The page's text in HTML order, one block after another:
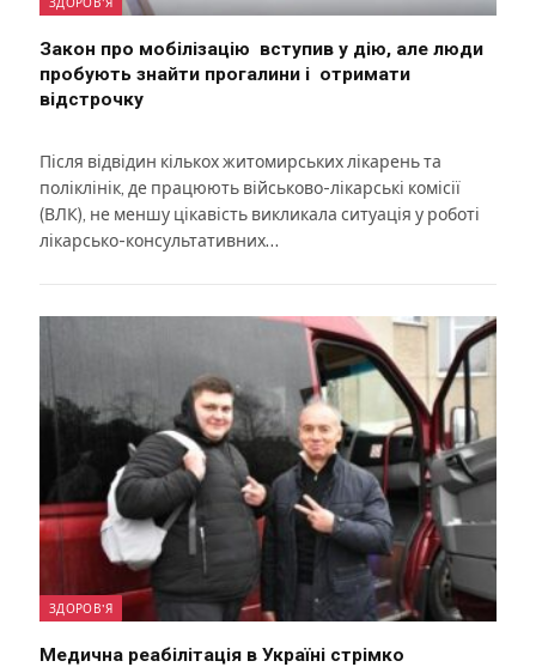
Закон про мобілізацію вступив у дію, але люди
пробують знайти прогалини і отримати
відстрочку
Після відвідин кількох житомирських лікарень та
поліклінік, де працюють військово-лікарські комісії
(ВЛК), не меншу цікавість викликала ситуація у роботі
лікарсько-консультативних…
ЗДОРОВ'Я
Медична реабілітація в Україні стрімко